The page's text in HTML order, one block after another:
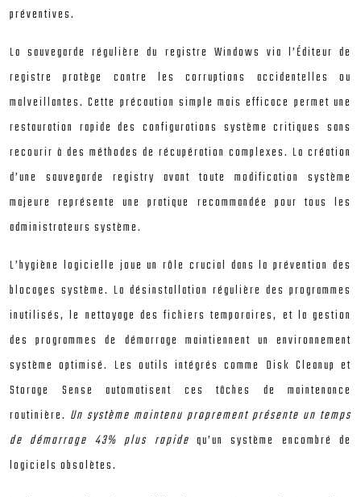
préventives.
La sauvegarde régulière du registre Windows via l’Éditeur de
registre protège contre les corruptions accidentelles ou
malveillantes. Cette précaution simple mais efficace permet une
restauration rapide des configurations système critiques sans
recourir à des méthodes de récupération complexes. La création
d’une sauvegarde registry avant toute modification système
majeure représente une pratique recommandée pour tous les
administrateurs système.
L’hygiène logicielle joue un rôle crucial dans la prévention des
blocages système. La désinstallation régulière des programmes
inutilisés, le nettoyage des fichiers temporaires, et la gestion
des programmes de démarrage maintiennent un environnement
système optimisé. Les outils intégrés comme Disk Cleanup et
Storage Sense automatisent ces tâches de maintenance
routinière. Un système maintenu proprement présente un temps
de démarrage 43% plus rapide qu’un système encombré de
logiciels obsolètes.